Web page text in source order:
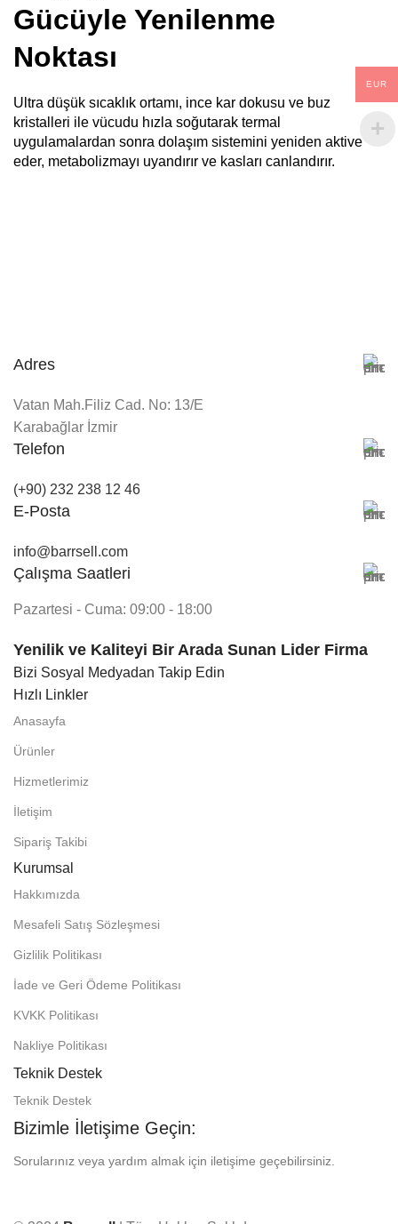
Gücüyle Yenilenme
Noktası
Ultra düşük sıcaklık ortamı, ince kar dokusu ve buz
kristalleri ile vücudu hızla soğutarak termal
uygulamalardan sonra dolaşım sistemini yeniden aktive
eder, metabolizmayı uyandırır ve kasları canlandırır.
Adres
Vatan Mah.Filiz Cad. No: 13/E
Karabağlar İzmir
Telefon
(+90) 232 238 12 46
E-Posta
info@barrsell.com
Çalışma Saatleri
Pazartesi - Cuma: 09:00 - 18:00
Yenilik ve Kaliteyi Bir Arada Sunan Lider Firma
Bizi Sosyal Medyadan Takip Edin
Hızlı Linkler
Anasayfa
Ürünler
Hizmetlerimiz
İletişim
Sipariş Takibi
Kurumsal
Hakkımızda
Mesafeli Satış Sözleşmesi
Gizlilik Politikası
İade ve Geri Ödeme Politikası
KVKK Politikası
Nakliye Politikası
Teknik Destek
Teknik Destek
Bizimle İletişime Geçin:
Sorularınız veya yardım almak için iletişime geçebilirsiniz.
EUR